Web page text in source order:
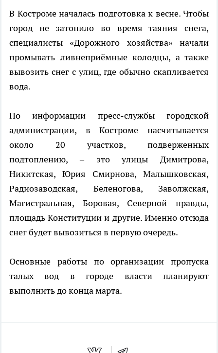
В Костроме началась подготовка к весне. Чтобы
город не затопило во время таяния снега,
специалисты «Дорожного хозяйства» начали
промывать ливнеприёмные колодцы, а также
вывозить снег с улиц, где обычно скапливается
вода.
По информации пресс-службы городской
администрации, в Костроме насчитывается
около 20 участков, подверженных
подтоплению, – это улицы Димитрова,
Никитская, Юрия Смирнова, Малышковская,
Радиозаводская, Беленогова, Заволжская,
Магистральная, Боровая, Северной правды,
площадь Конституции и другие. Именно отсюда
снег будет вывозиться в первую очередь.
Основные работы по организации пропуска
талых вод в городе власти планируют
выполнить до конца марта.